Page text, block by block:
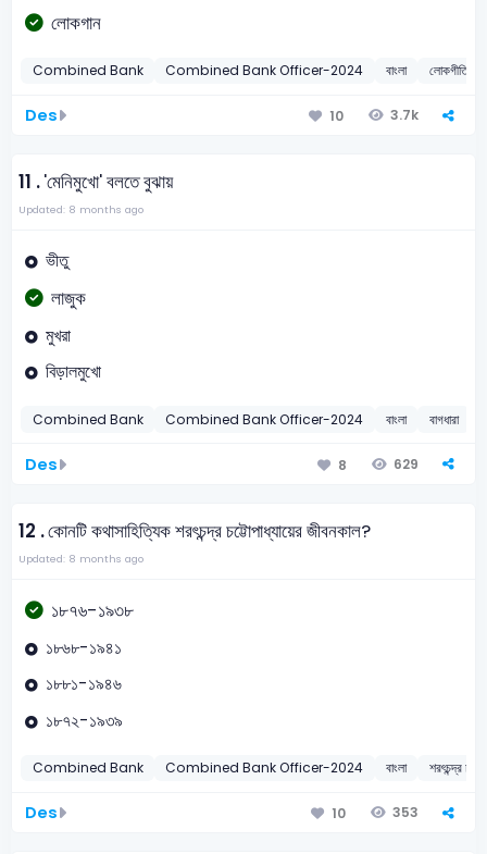
লোকগান
Combined Bank Combined Bank Officer-2024 বাংলা লোকগীতি/
Des 10 3.7k
11 .'মেনিমুখো' বলতে বুঝায়
Updated: 8 months ago
ভীতু
লাজুক
মুখরা
বিড়ালমুখো
Combined Bank Combined Bank Officer-2024 বাংলা বাগধারা
Des 8 629
12 .কোনটি কথাসাহিত্যিক শরৎচন্দ্র চট্টোপাধ্যায়ের জীবনকাল?
Updated: 8 months ago
১৮৭৬-১৯৩৮
১৮৬৮-১৯৪১
১৮৮১-১৯৪৬
১৮৭২-১৯৩৯
Combined Bank Combined Bank Officer-2024 বাংলা শরৎচন্দ্র
Des 10 353